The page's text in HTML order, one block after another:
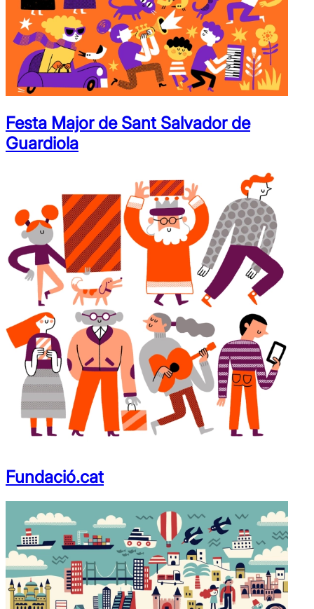
Festa Major de Sant Salvador de
Guardiola
Fundació.cat